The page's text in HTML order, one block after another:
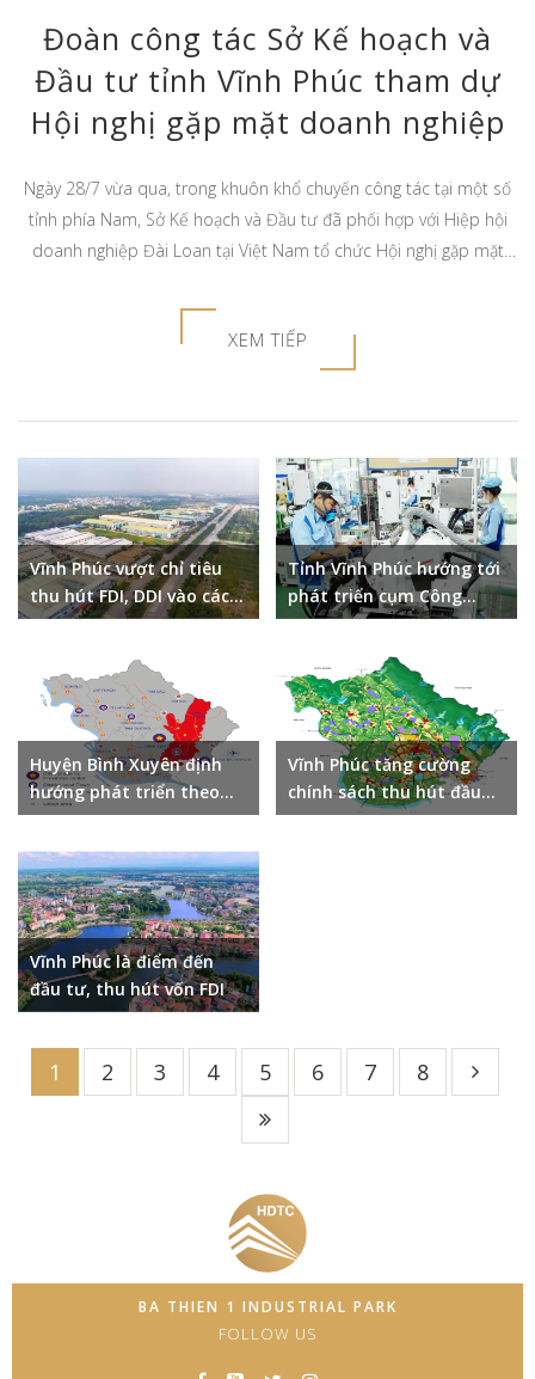
Đoàn công tác Sở Kế hoạch và
Đầu tư tỉnh Vĩnh Phúc tham dự
Hội nghị gặp mặt doanh nghiệp
2022
Ngày 28/7 vừa qua, trong khuôn khổ chuyến công tác tại một số
tỉnh phía Nam, Sở Kế hoạch và Đầu tư đã phối hợp với Hiệp hội
doanh nghiệp Đài Loan tại Việt Nam tổ chức Hội nghị gặp mặt
lãnh đạo UBND tỉnh Vĩnh Phúc, đại diện Sở Kế hoạch và Đầu tư.
Về phía Đài Loan có ông Hàn Quốc Diệu – Chủ nhiệm Văn phòng
Văn hóa Kinh tế Đài Bắc, ông Giản Trí Minh – Hội trưởng Hiệp hội
XEM TIẾP
Vĩnh Phúc vượt chỉ tiêu
thu hút FDI, DDI vào các
Khu công nghiệp năm
Tỉnh Vĩnh Phúc hướng tới
phát triển cụm Công
nghiệp bền vững
Huyện Bình Xuyên định
hướng phát triển theo
hướng Công Nghiệp và
Dịch vụ
Vĩnh Phúc tăng cường
chính sách thu hút đầu
tư, cơ hội cho các nhà
Vĩnh Phúc là điểm đến
đầu tư, thu hút vốn FDI
1 2 3 4 5 6 7 8
BA THIEN 1 INDUSTRIAL PARK
FOLLOW US